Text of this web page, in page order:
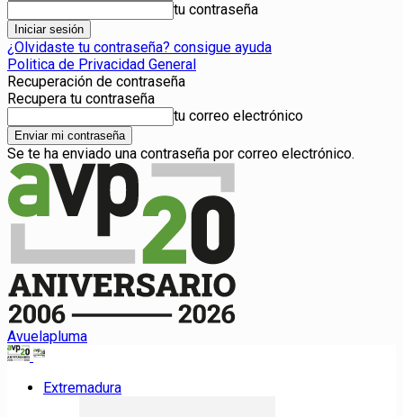
tu contraseña
¿Olvidaste tu contraseña? consigue ayuda
Politica de Privacidad General
Recuperación de contraseña
Recupera tu contraseña
tu correo electrónico
Se te ha enviado una contraseña por correo electrónico.
Avuelapluma
Extremadura